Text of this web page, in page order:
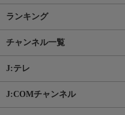
ランキング
チャンネル一覧
J:テレ
J:COMチャンネル